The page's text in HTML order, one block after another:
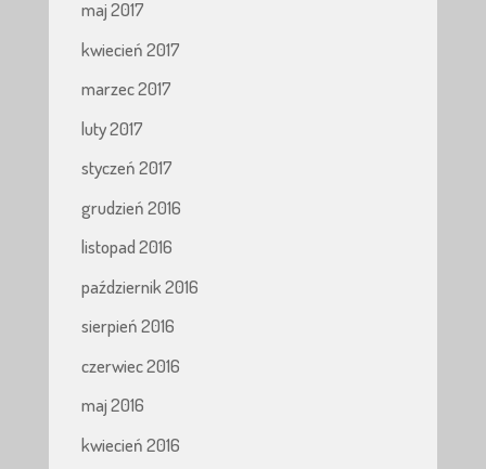
maj 2017
kwiecień 2017
marzec 2017
luty 2017
styczeń 2017
grudzień 2016
listopad 2016
październik 2016
sierpień 2016
czerwiec 2016
maj 2016
kwiecień 2016